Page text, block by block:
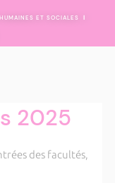
ET SOCIALES |
2025
des facultés,